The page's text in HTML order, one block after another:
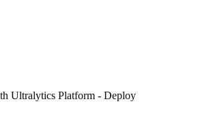
Ultralytics Platform - Deploy